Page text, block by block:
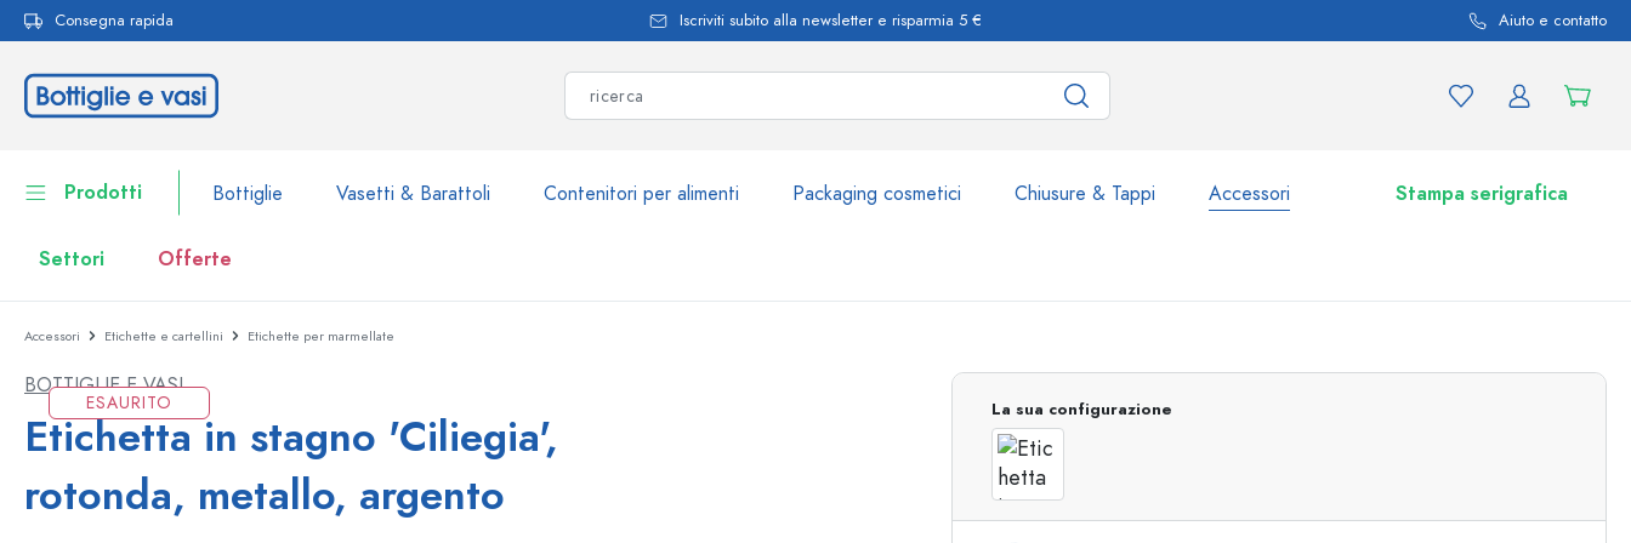
Passa alla navigazione principale
Consegna rapida Iscriviti subito alla newsletter e risparmia 5 € Aiuto e contatto
Prodotti Bottiglie Vasetti & Barattoli Contenitori per alimenti Packaging cosmetici Chiusure & Tappi Accessori Stampa serigrafica
Settori Offerte
Bottiglie
Contenitori per alimenti
Stoviglie
Alla categoria Bottiglie
Bottiglie per marca
Bottiglie WECK
Bottiglie per volume
Vasetti e Barattoli
Accessori Etichette e cartellini Etichette per marmellate
BOTTIGLIE E VASI
Etichetta in stagno 'Ciliegia',
rotonda, metallo, argento
ESAURITO La sua configurazione